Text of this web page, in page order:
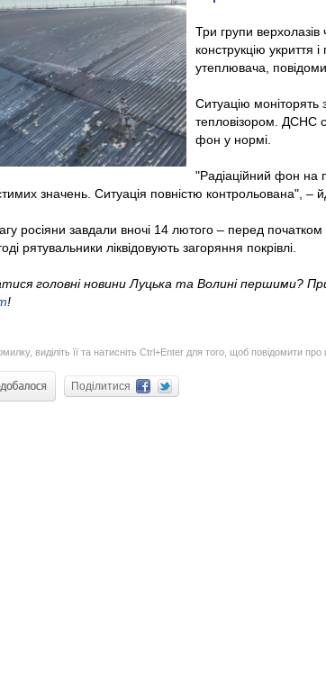
Три групи
конструкцію укриття
утеплювача,
Ситуацію
тепловізором. ДСНС
фон у нормі.
"Радіаційний фон
значень. Ситуація повністю контрольована", –
росіяни завдали вночі 14 лютого – перед
рятувальники ліквідовують загоряння покрівлі.
головні новини Луцька та Волині першими?
!
виділіть її та натисніть Ctrl+Enter для того, щоб повідомити про
Поділитися